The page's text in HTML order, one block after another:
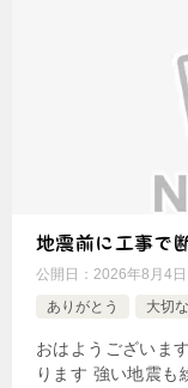
地震前に工事で
公開日： 2026年8月4日
ありがとう
大切
おはようございま
ります 強い地震も